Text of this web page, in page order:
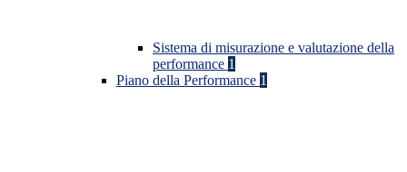
Sistema di misurazione e valutazione della
performance 1
Piano della Performance 1